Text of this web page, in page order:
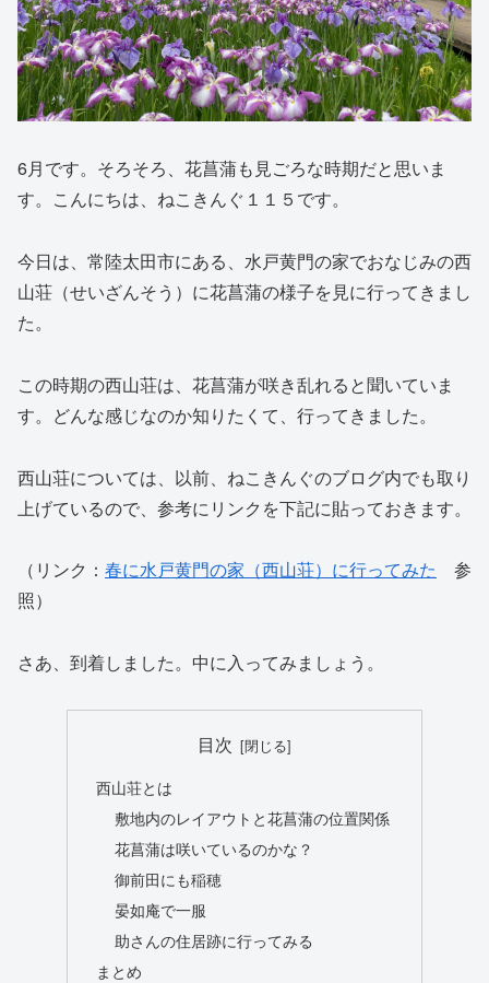
6月です。そろそろ、花菖蒲も見ごろな時期だと思いま
す。こんにちは、ねこきんぐ１１５です。
今日は、常陸太田市にある、水戸黄門の家でおなじみの西
山荘（せいざんそう）に花菖蒲の様子を見に行ってきまし
た。
この時期の西山荘は、花菖蒲が咲き乱れると聞いていま
す。どんな感じなのか知りたくて、行ってきました。
西山荘については、以前、ねこきんぐのブログ内でも取り
上げているので、参考にリンクを下記に貼っておきます。
（リンク： 春に水戸黄門の家（西山荘）に行ってみた 参
照）
さあ、到着しました。中に入ってみましょう。
目次
西山荘とは
敷地内のレイアウトと花菖蒲の位置関係
花菖蒲は咲いているのかな？
御前田にも稲穂
晏如庵で一服
助さんの住居跡に行ってみる
まとめ